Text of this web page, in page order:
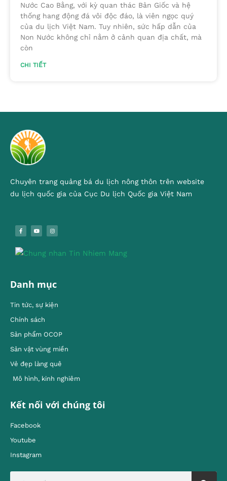
Nước Cao Bằng, với kỳ quan thác Bản Giốc và hệ
thống hang động đá vôi độc đáo, là viên ngọc quý
của du lịch Việt Nam. Tuy nhiên, sức hấp dẫn của
Non Nước không chỉ nằm ở cảnh quan địa chất, mà
còn
CHI TIẾT
Chuyên trang quảng bá du lịch nông thôn trên website
du lịch quốc gia của Cục Du lịch Quốc gia Việt Nam
Danh mục
Tin tức, sự kiện
Chính sách
Sản phẩm OCOP
Sản vật vùng miền
Vẻ đẹp làng quê
Mô hình, kinh nghiêm
Kết nối với chúng tôi
Facebook
Youtube
Instagram